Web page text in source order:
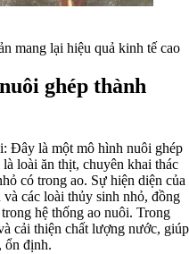
mang lại hiệu quả kinh tế cao
ghép thành
Đây là một mô hình nuôi ghép
loài ăn thịt, chuyên khai thác
có trong ao. Sự hiện diện của
các loài thủy sinh nhỏ, đồng
hệ thống ao nuôi. Trong
cải thiện chất lượng nước, giúp
ổn định.